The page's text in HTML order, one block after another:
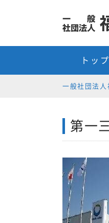
ン
へ
ン
へ
トッ
一般社団法人
第一